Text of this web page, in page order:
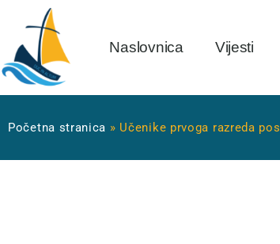
Naslovnica Vijesti
Početna stranica » Učenike prvoga razreda